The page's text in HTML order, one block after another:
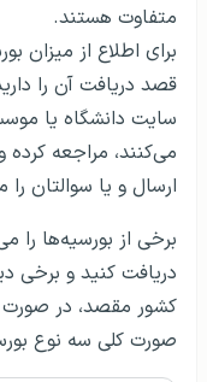
متفاوت هستند.
برای اطلاع از میزان
قصد دریافت آن را
سایت دانشگاه یا
می‌کنند، مراجعه کرده
ارسال و یا سوالتان
برخی از بورسیه‌ها
دریافت کنید و برخی
کشور مقصد، در
صورت کلی سه نوع